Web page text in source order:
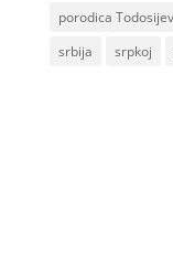
porodica
srbija
srpkoj